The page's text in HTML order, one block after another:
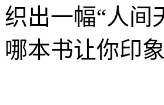
织出一幅“人
哪本书让你印象